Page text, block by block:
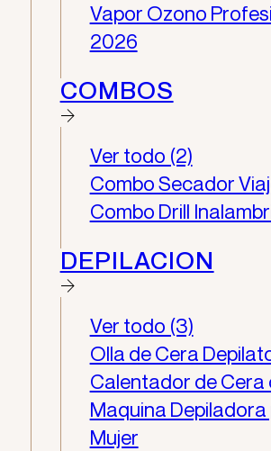
Vapor Ozono
2026
COMBOS
Ver todo (2)
Combo Secador
Combo Drill
DEPILACION
Ver todo (3)
Olla de Cera
Calentador de Cera
Maquina
Mujer